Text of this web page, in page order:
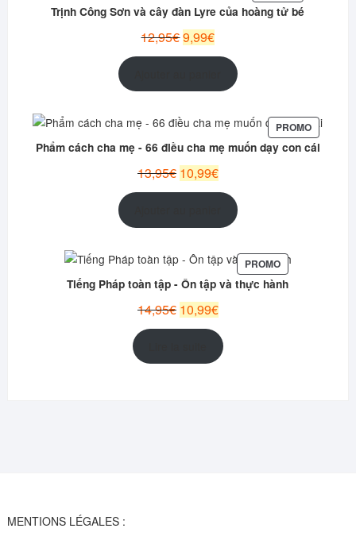
EN
PROMOTION
Trịnh Công Sơn và cây đàn Lyre của hoàng tử bé
12,95€Le
9,99€Le
actuel
est :
PROMOPRODUIT
EN
Phẩm cách cha mẹ - 66 điều cha mẹ muốn dạy con cái
13,95€ Le
prix
10,99€Le
prix
actuel
est :
PROMOPRODUIT
EN
PROMOTION
Tiếng Pháp toàn tập - Ôn tập và thực hành
14,95€ Le
10,99€Le
actuel
est :
MENTIONS LÉGALES :